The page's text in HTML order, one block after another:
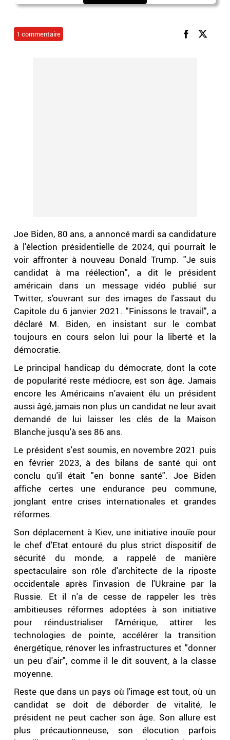
1 commentaire
Joe Biden, 80 ans, a annoncé mardi sa candidature
à l'élection présidentielle de 2024, qui pourrait le
voir affronter à nouveau Donald Trump. "Je suis
candidat à ma réélection", a dit le président
américain dans un message vidéo publié sur
Twitter, s'ouvrant sur des images de l'assaut du
Capitole du 6 janvier 2021. "Finissons le travail", a
déclaré M. Biden, en insistant sur le combat
toujours en cours selon lui pour la liberté et la
démocratie.
Le principal handicap du démocrate, dont la cote
de popularité reste médiocre, est son âge. Jamais
encore les Américains n'avaient élu un président
aussi âgé, jamais non plus un candidat ne leur avait
demandé de lui laisser les clés de la Maison
Blanche jusqu'à ses 86 ans.
Le président s'est soumis, en novembre 2021 puis
en février 2023, à des bilans de santé qui ont
conclu qu'il était "en bonne santé". Joe Biden
affiche certes une endurance peu commune,
jonglant entre crises internationales et grandes
réformes.
Son déplacement à Kiev, une initiative inouïe pour
le chef d'Etat entouré du plus strict dispositif de
sécurité du monde, a rappelé de manière
spectaculaire son rôle d'architecte de la riposte
occidentale après l'invasion de l'Ukraine par la
Russie. Et il n'a de cesse de rappeler les très
ambitieuses réformes adoptées à son initiative
pour réindustrialiser l'Amérique, attirer les
technologies de pointe, accélérer la transition
énergétique, rénover les infrastructures et "donner
un peu d'air", comme il le dit souvent, à la classe
moyenne.
Reste que dans un pays où l'image est tout, où un
candidat se doit de déborder de vitalité, le
président ne peut cacher son âge. Son allure est
plus précautionneuse, son élocution parfois